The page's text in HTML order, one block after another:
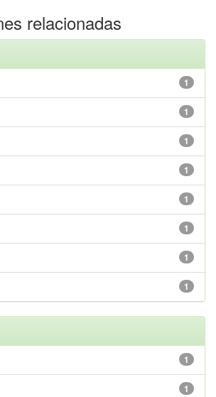
relacionadas
1
1
1
1
1
1
1
1
1
1